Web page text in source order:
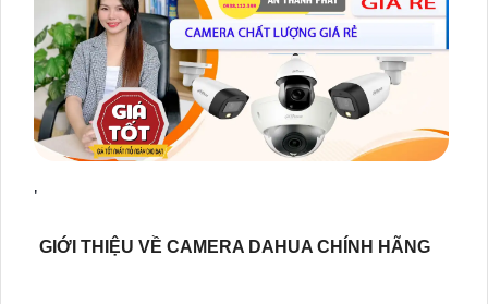
'
GIỚI THIỆU VỀ CAMERA DAHUA CHÍNH HÃNG